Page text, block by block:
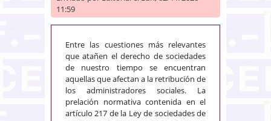
11:59
Entre las cuestiones más relevantes
que atañen el derecho de sociedades
de nuestro tiempo se encuentran
aquellas que afectan a la retribución de
los administradores sociales. La
prelación normativa contenida en el
artículo 217 de la Ley de sociedades de